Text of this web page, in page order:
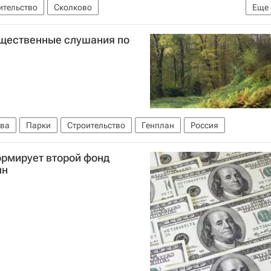
Еще
Сколково
Московская область (Подмосковье)
слушания по
Парки Строительство Генплан Россия
второй фонд